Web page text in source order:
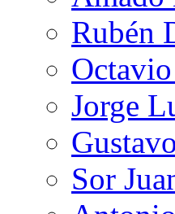
Rubén
Jorge
Sor